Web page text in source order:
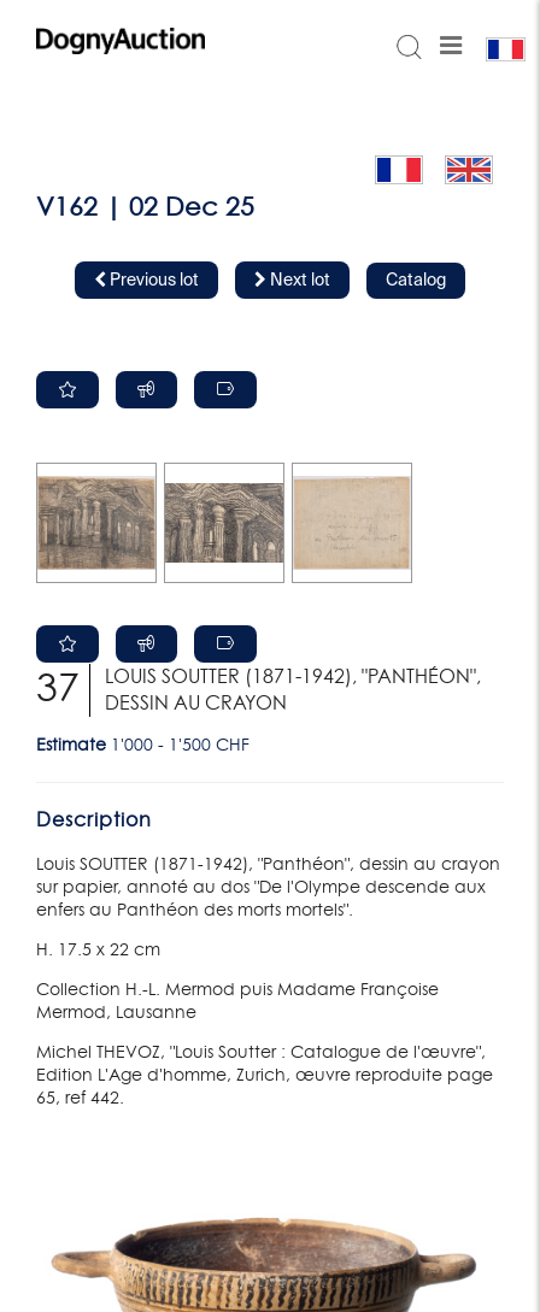
V162 | 02 Dec 25
Previous lot Next lot Catalog
37
LOUIS SOUTTER (1871-1942), "PANTHÉON",
DESSIN AU CRAYON
Estimate 1'000 - 1'500 CHF
Description
Louis SOUTTER (1871-1942), "Panthéon", dessin au crayon
sur papier, annoté au dos "De l'Olympe descende aux
enfers au Panthéon des morts mortels".
H. 17.5 x 22 cm
Collection H.-L. Mermod puis Madame Françoise
Mermod, Lausanne
Michel THEVOZ, "Louis Soutter : Catalogue de l'œuvre",
Edition L'Age d'homme, Zurich, œuvre reproduite page
65, ref 442.